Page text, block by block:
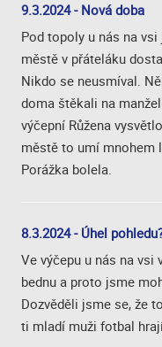
9.3.2024 - Nová doba
Pod topoly u nás na
městě v přáteláku
Nikdo se neusmíval.
doma štěkali na
výčepní Růžena
městě to umí mnohem
Porážka bolela.
8.3.2024 - Úhel
Ve výčepu u nás na vsi
bednu a proto jsme
Dozvěděli jsme se, že
ti mladí muži fotbal